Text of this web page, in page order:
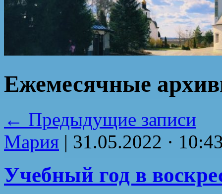
Ежемесячные
← Предыдущие записи
Мария | 31.05.2022 ·
Учебный год в